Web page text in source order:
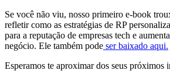
Se você não viu, nosso primeiro e-book
refletir como as estratégias de RP
para a reputação de empresas tech e
negócio. Ele também pode ser baixado aqui.
Esperamos te aproximar dos seus próximos